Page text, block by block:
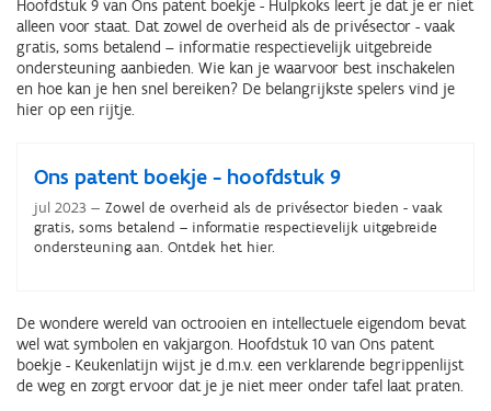
Hoofdstuk 9 van Ons patent boekje - Hulpkoks leert je dat je er niet
alleen voor staat. Dat zowel de overheid als de privésector - vaak
gratis, soms betalend – informatie respectievelijk uitgebreide
ondersteuning aanbieden. Wie kan je waarvoor best inschakelen
en hoe kan je hen snel bereiken? De belangrijkste spelers vind je
hier op een rijtje.
Ons patent boekje - hoofdstuk 9
jul 2023
Zowel de overheid als de privésector bieden - vaak
gratis, soms betalend – informatie respectievelijk uitgebreide
ondersteuning aan. Ontdek het hier.
De wondere wereld van octrooien en intellectuele eigendom bevat
wel wat symbolen en vakjargon. Hoofdstuk 10 van Ons patent
boekje - Keukenlatijn wijst je d.m.v. een verklarende begrippenlijst
de weg en zorgt ervoor dat je je niet meer onder tafel laat praten.